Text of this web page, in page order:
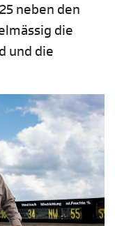
neben den
die
und die